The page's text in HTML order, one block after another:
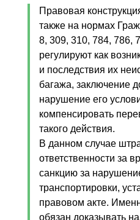
Правовая
также на нормах
8, 309, 310, 784, 786,
регулируют как
и последствия их
багажа, заключение
нарушение его
компенсировать
такого действия.
В данном случае
ответственности за
санкцию за
транспортировки,
правовом акте.
обязан доказывать